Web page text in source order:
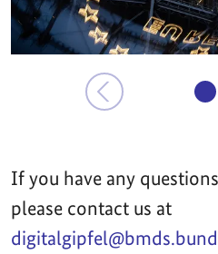
If you have any
please contact us at